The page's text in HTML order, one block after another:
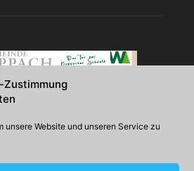
Zustimmung
unsere Website und unseren Service zu